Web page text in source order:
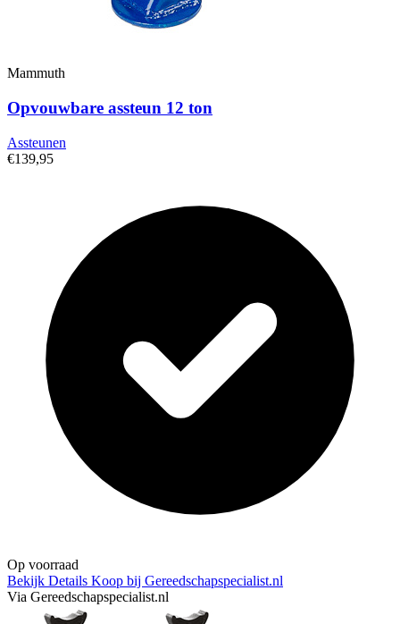
Mammuth
Opvouwbare assteun 12 ton
Assteunen
€139,95
Op voorraad
Bekijk Details Koop bij Gereedschapspecialist.nl
Via Gereedschapspecialist.nl